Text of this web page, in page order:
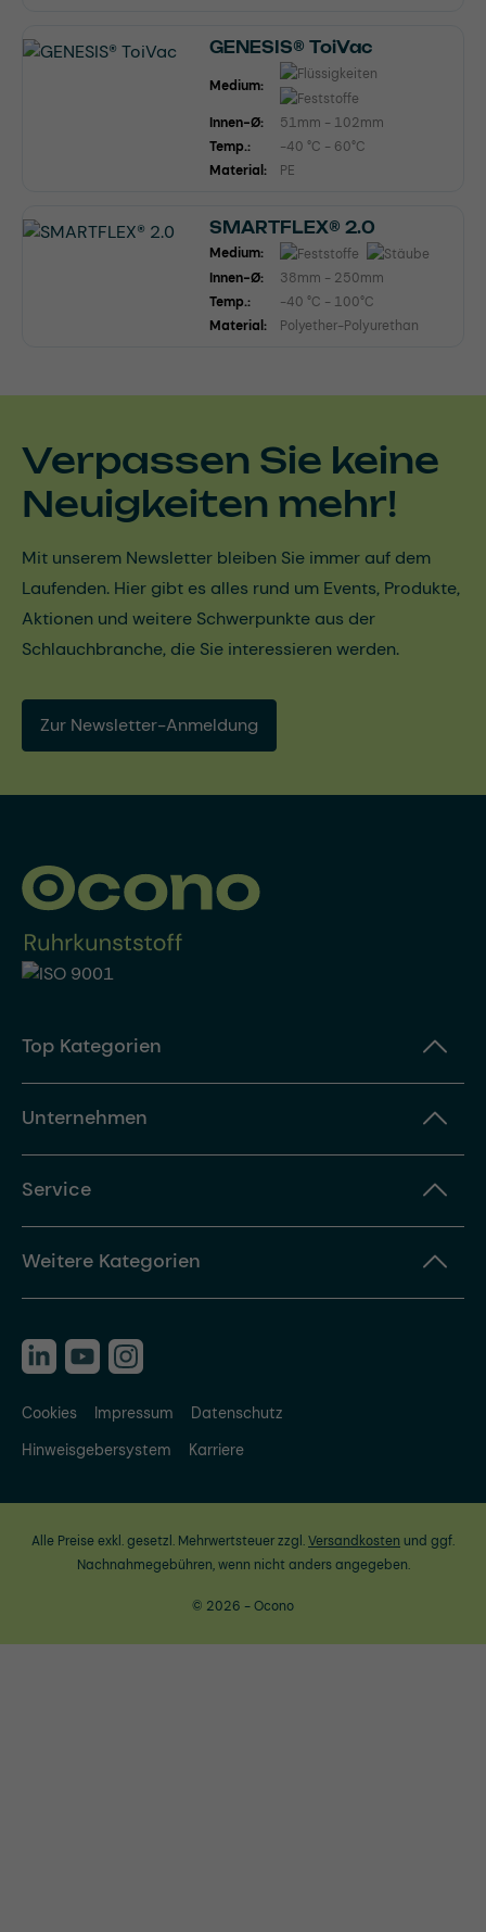
GENESIS® ToiVac
Medium:
Innen-Ø:
51mm - 102mm
Temp.:
-40 °C - 60°C
Material:
PE
SMARTFLEX® 2.0
Medium:
Innen-Ø:
38mm - 250mm
Temp.:
-40 °C - 100°C
Material:
Polyether-Polyurethan
Verpassen Sie keine
Neuigkeiten mehr!
Mit unserem Newsletter bleiben Sie immer auf dem
Laufenden. Hier gibt es alles rund um Events, Produkte,
Aktionen und weitere Schwerpunkte aus der
Schlauchbranche, die Sie interessieren werden.
Zur Newsletter-Anmeldung
Top Kategorien
Unternehmen
Service
Weitere Kategorien
Cookies Impressum
Datenschutz
Hinweisgebersystem
Karriere
Alle Preise exkl. gesetzl. Mehrwertsteuer zzgl.Versandkosten und ggf.
Nachnahmegebühren, wenn nicht anders angegeben.
© 2026 - Ocono